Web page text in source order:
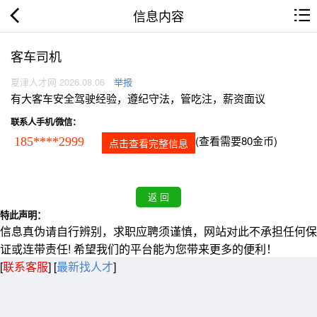
信息内容
客车司机
夏津人才网 2026.08.06 举报
有大客车安全驾驶经验，遵纪守法，管吃注，薪资面议
联系人手机/微信：
185****2999 点击查看完整信息 (查看需要80金币)
特此声明：
信息真伪请自行辨别，求职应聘须谨慎，网站对此不承担任何保
证或连带责任! 希望我们的平台能为您带来更多的便利！
[联系客服] [最新找人才]